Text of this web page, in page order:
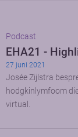
Podcast
EHA21 -
27 juni 2021
Josée Zijlstra
hodgkinlymfoom
virtual.